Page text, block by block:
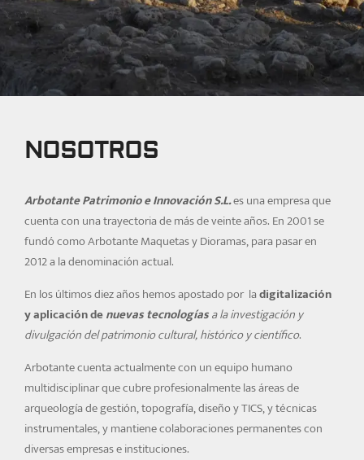
y Gestión Cultural
NOSOTROS
Arbotante Patrimonio e Innovación S.L.es una empresa que
cuenta con una trayectoria de más de veinte años. En 2001 se
fundó como Arbotante Maquetas y Dioramas, para pasar en
2012 a la denominación actual.
En los últimos diez años hemos apostado por ladigitalización
y aplicación denuevas tecnologíasa la investigación y
divulgación del patrimonio cultural, histórico y científico.
Arbotante cuenta actualmente con un equipo humano
multidisciplinar que cubre profesionalmente las áreas de
arqueología de gestión, topografía, diseño y TICS, y técnicas
instrumentales, y mantiene colaboraciones permanentes con
diversas empresas e instituciones.